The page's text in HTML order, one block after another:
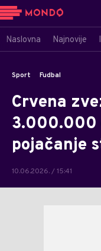
Naslovna Najnovije
Sport Fudbal
Crvena
3.000.000
pojačanje
10.06.2026. / 15:41